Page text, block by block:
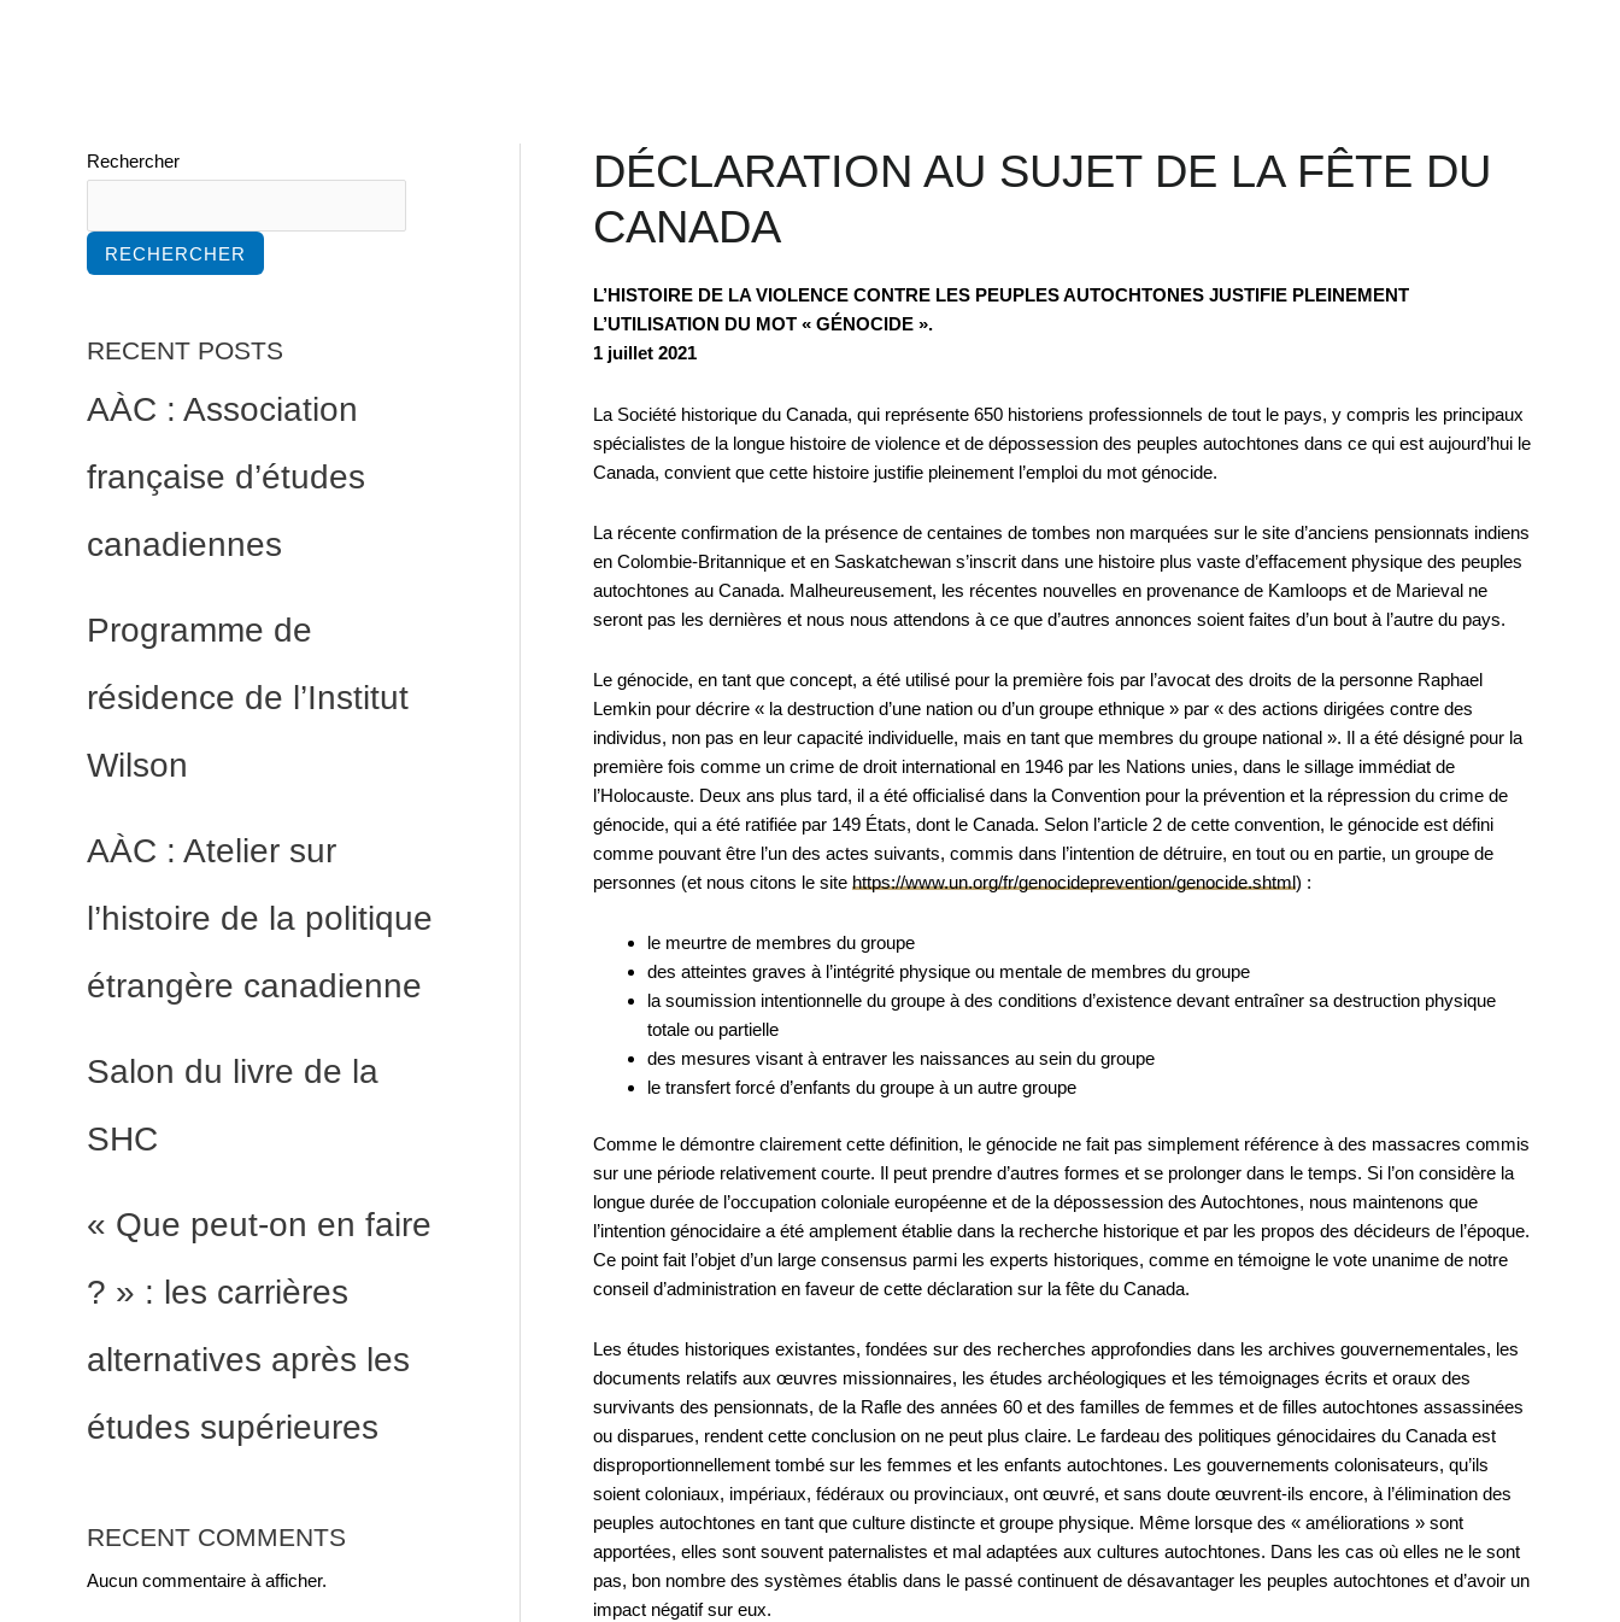
Rechercher
RECHERCHER
RECENT POSTS
AÀC : Association
française d’études
canadiennes
Programme de
résidence de l’Institut
Wilson
AÀC : Atelier sur
l’histoire de la politique
étrangère canadienne
Salon du livre de la
SHC
« Que peut-on en faire
? » : les carrières
alternatives après les
études supérieures
RECENT COMMENTS
Aucun commentaire à afficher.
DÉCLARATION AU SUJET DE LA FÊTE DU
CANADA
L’HISTOIRE DE LA VIOLENCE CONTRE LES PEUPLES AUTOCHTONES JUSTIFIE PLEINEMENT
L’UTILISATION DU MOT « GÉNOCIDE ».
1 juillet 2021
La Société historique du Canada, qui représente 650 historiens professionnels de tout le pays, y compris les principaux
spécialistes de la longue histoire de violence et de dépossession des peuples autochtones dans ce qui est aujourd’hui le
Canada, convient que cette histoire justifie pleinement l’emploi du mot génocide.
La récente confirmation de la présence de centaines de tombes non marquées sur le site d’anciens pensionnats indiens
en Colombie-Britannique et en Saskatchewan s’inscrit dans une histoire plus vaste d’effacement physique des peuples
autochtones au Canada. Malheureusement, les récentes nouvelles en provenance de Kamloops et de Marieval ne
seront pas les dernières et nous nous attendons à ce que d’autres annonces soient faites d’un bout à l’autre du pays.
Le génocide, en tant que concept, a été utilisé pour la première fois par l’avocat des droits de la personne Raphael
Lemkin pour décrire « la destruction d’une nation ou d’un groupe ethnique » par « des actions dirigées contre des
individus, non pas en leur capacité individuelle, mais en tant que membres du groupe national ». Il a été désigné pour la
première fois comme un crime de droit international en 1946 par les Nations unies, dans le sillage immédiat de
l’Holocauste. Deux ans plus tard, il a été officialisé dans la Convention pour la prévention et la répression du crime de
génocide, qui a été ratifiée par 149 États, dont le Canada. Selon l’article 2 de cette convention, le génocide est défini
comme pouvant être l’un des actes suivants, commis dans l’intention de détruire, en tout ou en partie, un groupe de
personnes (et nous citons le site https://www.un.org/fr/genocideprevention/genocide.shtml) :
le meurtre de membres du groupe
des atteintes graves à l’intégrité physique ou mentale de membres du groupe
la soumission intentionnelle du groupe à des conditions d’existence devant entraîner sa destruction physique
totale ou partielle
des mesures visant à entraver les naissances au sein du groupe
le transfert forcé d’enfants du groupe à un autre groupe
Comme le démontre clairement cette définition, le génocide ne fait pas simplement référence à des massacres commis
sur une période relativement courte. Il peut prendre d’autres formes et se prolonger dans le temps. Si l’on considère la
longue durée de l’occupation coloniale européenne et de la dépossession des Autochtones, nous maintenons que
l’intention génocidaire a été amplement établie dans la recherche historique et par les propos des décideurs de l’époque.
Ce point fait l’objet d’un large consensus parmi les experts historiques, comme en témoigne le vote unanime de notre
conseil d’administration en faveur de cette déclaration sur la fête du Canada.
Les études historiques existantes, fondées sur des recherches approfondies dans les archives gouvernementales, les
documents relatifs aux œuvres missionnaires, les études archéologiques et les témoignages écrits et oraux des
survivants des pensionnats, de la Rafle des années 60 et des familles de femmes et de filles autochtones assassinées
ou disparues, rendent cette conclusion on ne peut plus claire. Le fardeau des politiques génocidaires du Canada est
disproportionnellement tombé sur les femmes et les enfants autochtones. Les gouvernements colonisateurs, qu’ils
soient coloniaux, impériaux, fédéraux ou provinciaux, ont œuvré, et sans doute œuvrent-ils encore, à l’élimination des
peuples autochtones en tant que culture distincte et groupe physique. Même lorsque des « améliorations » sont
apportées, elles sont souvent paternalistes et mal adaptées aux cultures autochtones. Dans les cas où elles ne le sont
pas, bon nombre des systèmes établis dans le passé continuent de désavantager les peuples autochtones et d’avoir un
impact négatif sur eux.